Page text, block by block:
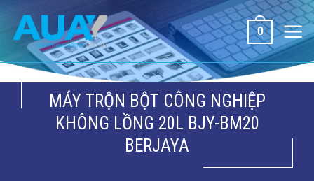
dung
0
MÁY TRỘN BỘT CÔNG NGHIỆP
KHÔNG LỒNG 20L BJY-BM20
BERJAYA